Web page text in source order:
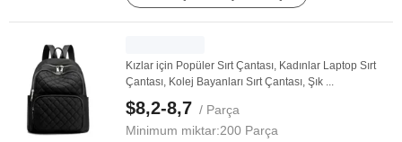
Kızlar için Popüler Sırt Çantası, Kadınlar Laptop Sırt
Çantası, Kolej Bayanları Sırt Çantası, Şık ...
$8,2-8,7 / Parça
Minimum miktar:200 Parça